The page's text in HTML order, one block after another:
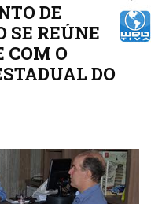
DE
SE REÚNE
COM O
DO